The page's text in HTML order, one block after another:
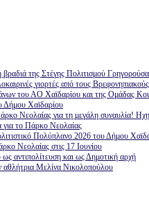
της Στέγης Πολιτισμού
γιορτές από τους
του ΑΟ Χαϊδαρίου και της Ομάδας
Δήμου Χαϊδαρίου
Νεολαίας για τη μεγάλη συναυλία!
το Πάρκο Νεολαίας
Πολύπλανο 2026 του Δήμου
Νεολαίας στις 17 Ιουνίου
αντιπολίτευση και ως Δημοτική αρχή
αθλήτρια Μελίνα Νικολοπούλου